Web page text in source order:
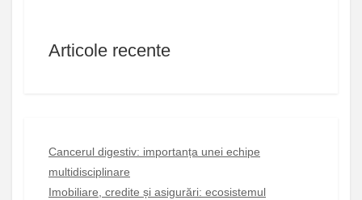
Articole recente
Cancerul digestiv: importanța unei echipe
multidisciplinare
Imobiliare, credite și asigurări: ecosistemul